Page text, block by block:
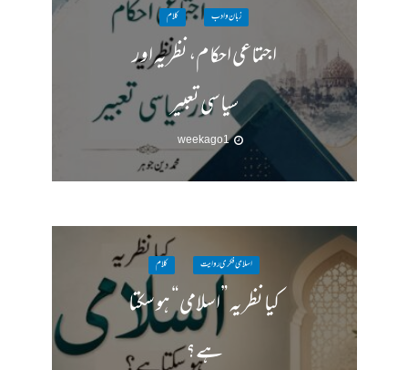
زبان وادب کلام
اجتماعی احکام، نظریہ اور
سیاسی تعبیر
1 week ago
اسلامی فکری روایت کلام
کیا نظریہ ”اسلامی“ ہو سکتا
ہے؟